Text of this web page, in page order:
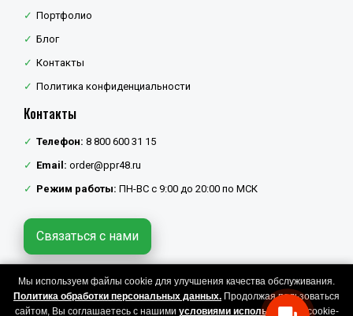
Портфолио
Блог
Контакты
Политика конфиденциальности
Контакты
Телефон: 8 800 600 31 15
Email: order@ppr48.ru
Режим работы: ПН-ВС с 9:00 до 20:00 по МСК
Связаться с нами
Политика конфиденциальности
Copyright © 2026 ППР48. Все права защищены.
Мы используем файлы cookie для улучшения качества обслуживания.
Политика обработки персональных данных. Продолжая пользоваться
сайтом, Вы соглашаетесь с нашими условиями использования cookie-